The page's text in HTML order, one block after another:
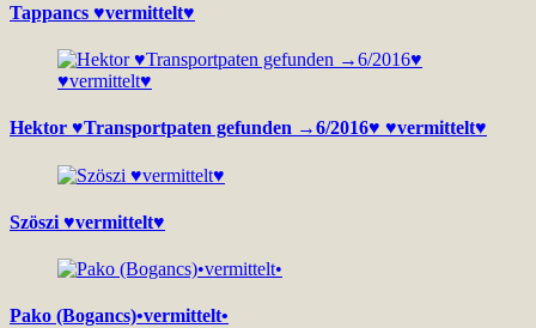
Tappancs ♥vermittelt♥
Hektor ♥Transportpaten gefunden →6/2016♥ ♥vermittelt♥
Szöszi ♥vermittelt♥
Pako (Bogancs)•vermittelt•